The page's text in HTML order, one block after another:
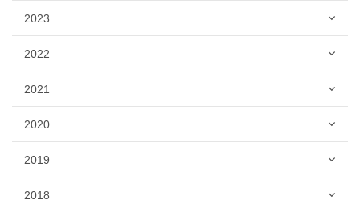
2023
2022
2021
2020
2019
2018